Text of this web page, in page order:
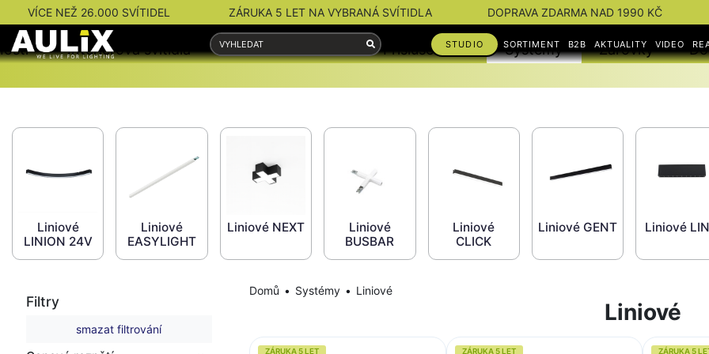
VÍCE NEŽ 26.000 SVÍTIDEL ZÁRUKA 5 LET NA VYBRANÁ SVÍTIDLA DOPRAVA ZDARMA NAD 1990 KČ
STUDIO SORTIMENT B2B AKTUALITY VIDEO
Interiérová svítidla Venkovní svítidla Příslušenství Systémy Žárovky
Liniové
LINION 24V
Liniové
EASYLIGHT
Liniové NEXT
Liniové
BUSBAR
Liniové
CLICK
Liniové GENT Liniové
Filtry
smazat filtrování
Domů Systémy Liniové
Liniové
ZÁRUKA 5 LET ZÁRUKA 5 LET ZÁRUKA 5